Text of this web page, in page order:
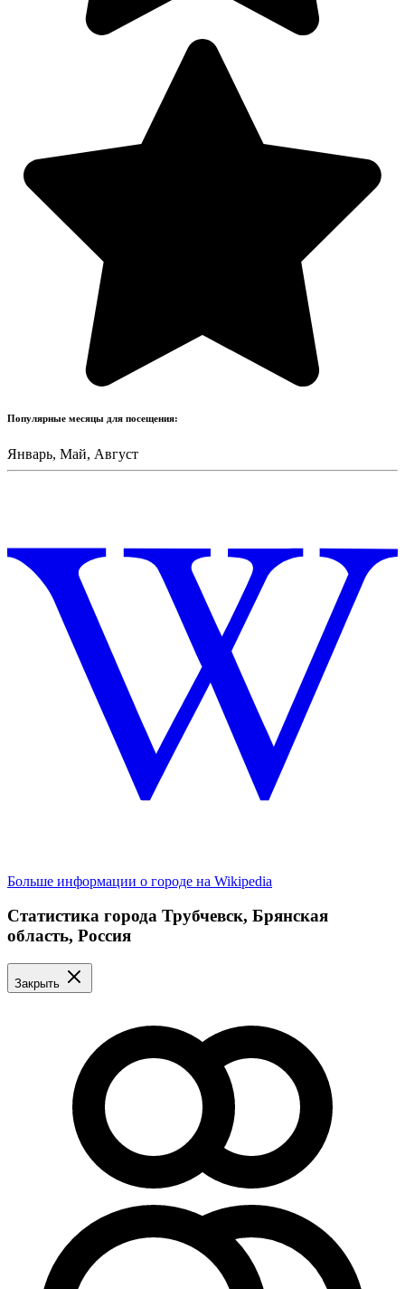
Популярные месяцы для посещения:
Январь, Май, Август
Больше информации о городе на Wikipedia
Статистика города Трубчевск, Брянская
область, Россия
Закрыть